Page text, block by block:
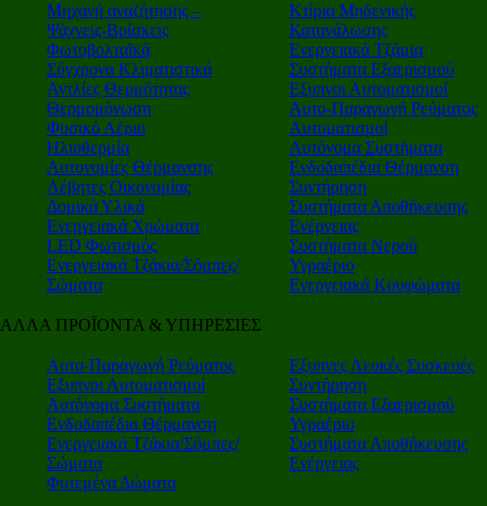
Μηχανή αναζήτησης –
Ψάχνεις-Βρίσκεις
Φωτοβολταϊκά
Σύγχρονα Κλιματιστικά
Αντλίες Θερμότητας
Θερμομόνωση
Φυσικό Αέριο
Ηλιοθερμία
Αυτονομίες Θέρμανσης
Λέβητες Οικονομίας
Δομικά Υλικά
Ενεργειακά Χρώματα
LED Φωτισμός
Ενεργειακά Τζάκια/Σόμπες/
Σώματα
Κτίρια Μηδενικής
Κατανάλωσης
Ενεργειακά Τζάμια
Συστήματα Εξαερισμού
Εξυπνοι Αυτοματισμοί
Αυτο-Παραγωγή Ρεύματος
Αυτοματισμοί
Αυτόνομα Συστήματα
Ενδοδαπέδια Θέρμανση
Συντήρηση
Συστήματα Αποθήκευσης
Ενέργειας
Συστήματα Νερού
Υγραέριο
Ενεργειακά Κουφώματα
ΑΛΛΑ ΠΡΟΪΟΝΤΑ & ΥΠΗΡΕΣΙΕΣ
Αυτο-Παραγωγή Ρεύματος
Εξυπνοι Αυτοματισμοί
Αυτόνομα Συστήματα
Ενδοδαπέδια Θέρμανση
Ενεργειακά Τζάκια/Σόμπες/
Σώματα
Φυτεμένα Δώματα
Εξυπνες Λευκές Συσκευές
Συντήρηση
Συστήματα Εξαερισμού
Υγραέριο
Συστήματα Αποθήκευσης
Ενέργειας